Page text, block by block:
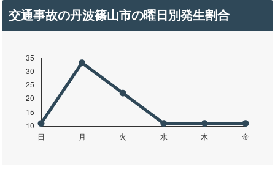
交通事故の丹波篠山市の曜日別発生割合